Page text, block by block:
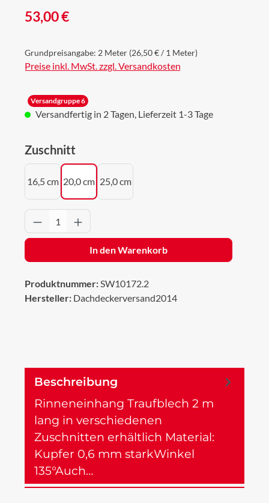
Regulärer Preis:
53,00 €
Grundpreisangabe: 2 Meter (26,50 € / 1 Meter)
Preise inkl. MwSt. zzgl. Versandkosten
Versandgruppe 6
Versandfertig in 2 Tagen, Lieferzeit 1-3 Tage
Zuschnitt
16,5 cm 20,0 cm 25,0 cm
Produkt Anzahl: Gib den gewünschten
In den Warenkorb
Produktnummer:SW10172.2
Hersteller: Dachdeckerversand2014
Beschreibung
Rinneneinhang Traufblech 2 m
lang in verschiedenen
Zuschnitten erhältlich Material:
Kupfer 0,6 mm starkWinkel
135°Auch…